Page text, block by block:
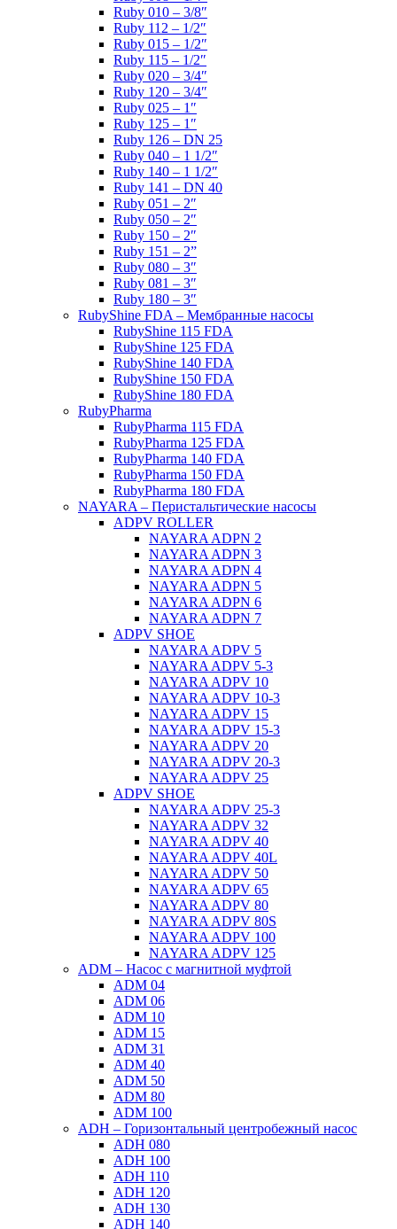
Ruby 010 – 3/8″
Ruby 112 – 1/2″
Ruby 015 – 1/2″
Ruby 115 – 1/2″
Ruby 020 – 3/4″
Ruby 120 – 3/4″
Ruby 025 – 1″
Ruby 125 – 1″
Ruby 126 – DN 25
Ruby 040 – 1 1/2″
Ruby 140 – 1 1/2″
Ruby 141 – DN 40
Ruby 051 – 2″
Ruby 050 – 2″
Ruby 150 – 2″
Ruby 151 – 2”
Ruby 080 – 3″
Ruby 081 – 3″
Ruby 180 – 3″
RubyShine FDA – Мембранные насосы
RubyShine 115 FDA
RubyShine 125 FDA
RubyShine 140 FDA
RubyShine 150 FDA
RubyShine 180 FDA
RubyPharma
RubyPharma 115 FDA
RubyPharma 125 FDA
RubyPharma 140 FDA
RubyPharma 150 FDA
RubyPharma 180 FDA
NAYARA – Перистальтические насосы
ADPV ROLLER
NAYARA ADPN 2
NAYARA ADPN 3
NAYARA ADPN 4
NAYARA ADPN 5
NAYARA ADPN 6
NAYARA ADPN 7
ADPV SHOE
ΝAYARA ADPV 5
NAYARA ADPV 5-3
NAYARA ADPV 10
NAYARA ADPV 10-3
NAYARA ADPV 15
NAYARA ADPV 15-3
NAYARA ADPV 20
NAYARA ADPV 20-3
NAYARA ADPV 25
ADPV SHOE
NAYARA ADPV 25-3
NAYARA ADPV 32
NAYARA ADPV 40
NAYARA ADPV 40L
NAYARA ADPV 50
NAYARA ADPV 65
NAYARA ADPV 80
NAYARA ADPV 80S
NAYARA ADPV 100
NAYARA ADPV 125
ADM – Насос с магнитной муфтой
ADM 04
ADM 06
ADM 10
ADM 15
ADM 31
ADM 40
ADM 50
ADM 80
ADM 100
ADH – Горизонтальный центробежный насос
ADH 080
ADH 100
ADH 110
ADH 120
ADH 130
ADH 140